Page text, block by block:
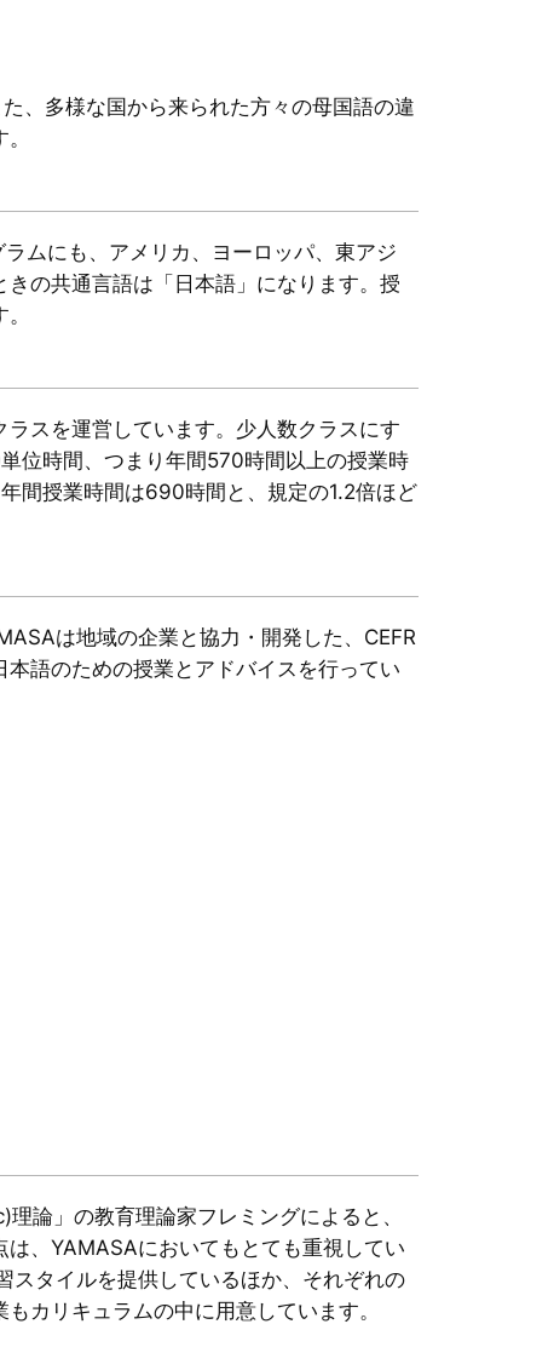
、多様な国から来られた方々の母国語の違
ムにも、アメリカ、ヨーロッパ、東アジ
の共通言語は「日本語」になります。授
スを運営しています。少人数クラスにす
位時間、つまり年間570時間以上の授業時
間授業時間は690時間と、規定の1.2倍ほど
は地域の企業と協力・開発した、CEFR
語のための授業とアドバイスを行ってい
論」の教育理論家フレミングによると、
、YAMASAにおいてもとても重視してい
スタイルを提供しているほか、それぞれの
カリキュラムの中に用意しています。